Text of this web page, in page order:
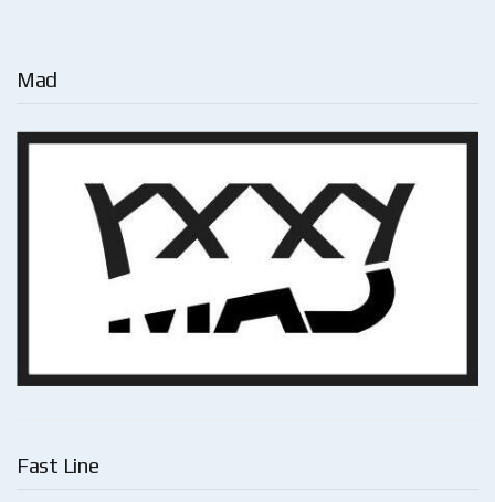
Mad
Fast Line